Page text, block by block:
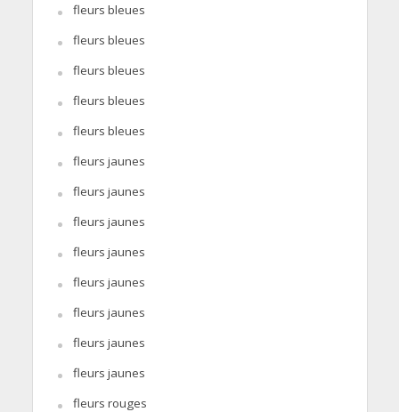
fleurs bleues
fleurs bleues
fleurs bleues
fleurs bleues
fleurs bleues
fleurs jaunes
fleurs jaunes
fleurs jaunes
fleurs jaunes
fleurs jaunes
fleurs jaunes
fleurs jaunes
fleurs jaunes
fleurs rouges